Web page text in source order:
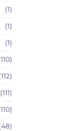
(1)
(1)
(1)
(111)